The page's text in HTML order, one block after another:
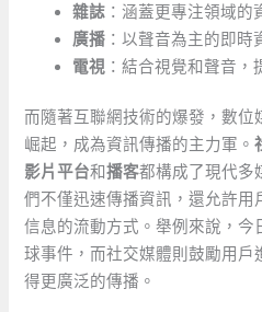
雜誌 ：涵蓋更專注領域的
廣播 ：以聲音為主的即時
電視 ：結合視覺和聲音，
而隨著互聯網技術的爆發，數位
崛起，成為資訊傳播的主力軍。
影片平台和播客都構成了現代多
們不僅迅速傳播資訊，還允許用
信息的流動方式。舉例來說，今
球事件，而社交媒體則鼓勵用戶
得更廣泛的傳播。